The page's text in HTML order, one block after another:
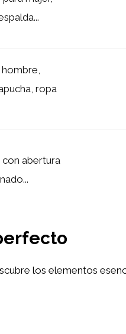
ropa
abertura
los elementos